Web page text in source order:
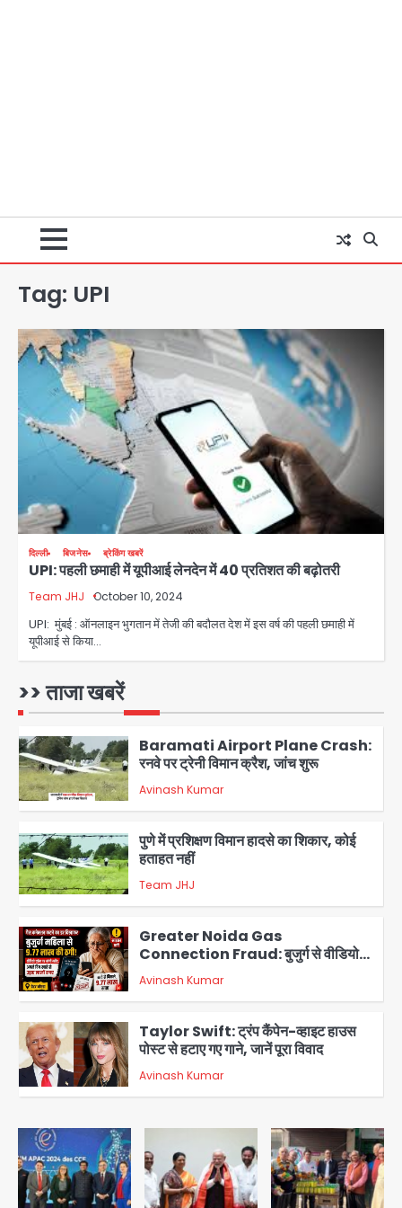
Tag: UPI
दिल्ली बिजनेस ब्रेकिंग खबरें
UPI: पहली छमाही में यूपीआई लेनदेन में 40 प्रतिशत की बढ़ोतरी
Team JHJ October 10, 2024
UPI: मुंबई : ऑनलाइन भुगतान में तेजी की बदौलत देश में इस वर्ष की पहली छमाही में
यूपीआई से किया…
>> ताजा खबरें
2
Baramati Airport Plane Crash:
3
पुणे में प्रशिक्षण विमान हादसे का शिकार, कोई
हताहत नहीं
Team JHJ
4
Greater Noida Gas
Connection Fraud: बुजुर्ग से वीडियो
कॉल पर 9.77 लाख की साइबर फ्रॉड
Avinash Kumar
Taylor Swift: ट्रंप कैंपेन-व्हाइट हाउस
पोस्ट से हटाए गए गाने, जानें पूरा विवाद
Avinash Kumar
1
2
Baramati Airport Plane Crash:
रनवे पर ट्रेनी विमान क्रैश, जांच शुरू
Avinash Kumar
3
पुणे में प्रशिक्षण विमान हादसे का शिकार, कोई
हताहत नहीं
Team JHJ
4
Greater Noida Gas
Connection Fraud: बुजुर्ग से वीडियो
कॉल पर 9.77 लाख की साइबर फ्रॉड
Avinash Kumar
5
Taylor Swift: ट्रंप कैंपेन-व्हाइट हाउस
पोस्ट से हटाए गए गाने, जानें पूरा विवाद
Avinash Kumar
1
Air India Phuket Delhi flight:
कैप्टन का डोप टेस्ट पॉजिटिव, 17 घायल;
DGCA जांच जारी
Avinash Kumar